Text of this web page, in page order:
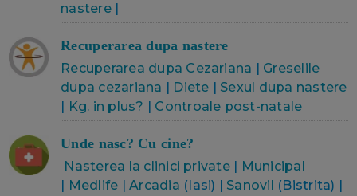
nastere|
Recuperarea dupa nastere
Recuperarea dupa Cezariana
Greselile
dupa cezariana
Diete
Sexul dupa nastere
Kg. in plus? Controale post-natale
Unde nasc? Cu cine?
Nasterea la clinici private|
Municipal
Medlife |Arcadia (Iasi) | Sanovil
(Bistrita) |